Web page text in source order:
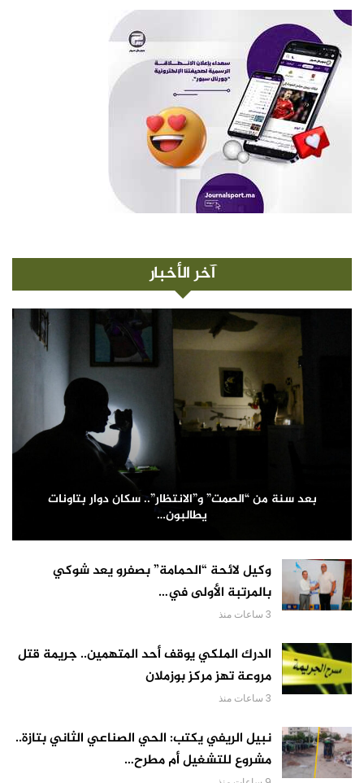
آخر الأخبار
بعد سنة من “الصمت” و”الانتظار”.. سكان دوار بتاونات
يطالبون…
وكيل لائحة “الحمامة” بصفرو يعد شوكي
بالمرتبة الأولى في…
3 ساعات منذ
الدرك الملكي يوقف أحد المتهمين.. جريمة قتل
مروعة تهز مركز بوزملان
3 ساعات منذ
نبيل الريفي يكتب: الحي الصناعي الثاني بتازة..
مشروع للتشغيل أم مطرح…